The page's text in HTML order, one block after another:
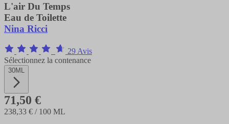
L'air Du Temps
Eau de Toilette
Nina Ricci
29 Avis
Sélectionnez la contenance
30ML
71,50 €
238,33 € / 100 ML